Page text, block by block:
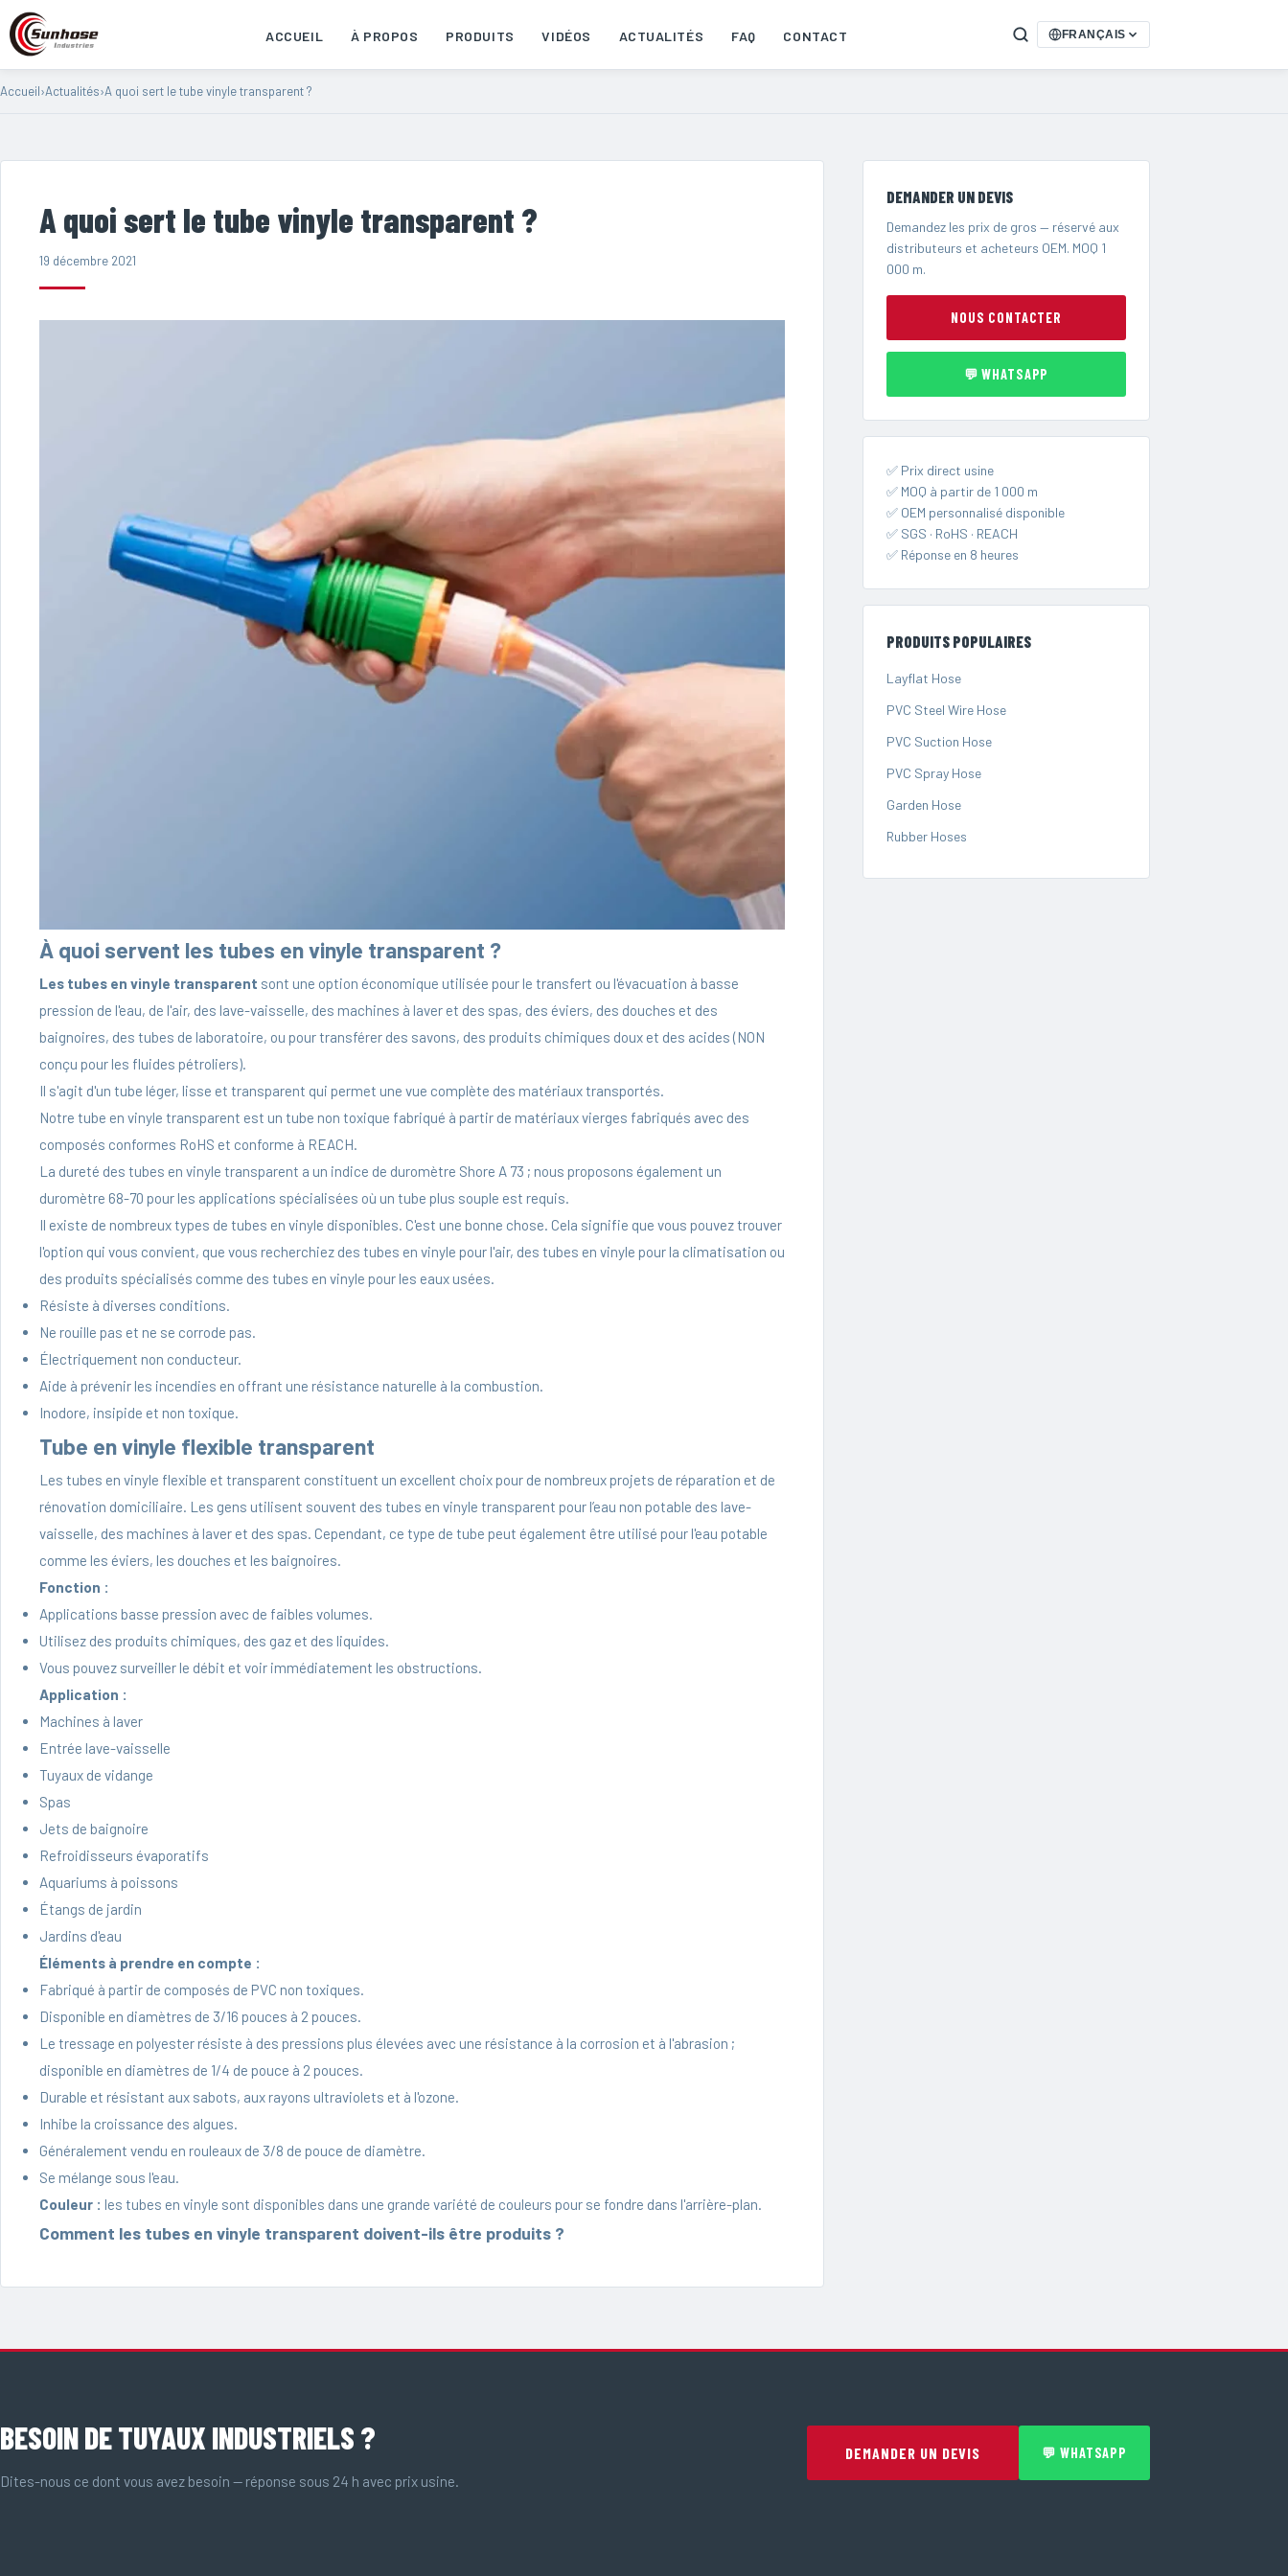
ACCUEIL À PROPOS PRODUITS VIDÉOS ACTUALITÉS FAQ CONTACT FRANÇAIS
Accueil›Actualités›A quoi sert le tube vinyle transparent ?
A quoi sert le tube vinyle transparent ?
19 décembre 2021
À quoi servent les tubes en vinyle transparent ?
Les tubes en vinyle transparent sont une option économique utilisée pour le transfert ou l'évacuation à basse
pression de l'eau, de l'air, des lave-vaisselle, des machines à laver et des spas, des éviers, des douches et des
baignoires, des tubes de laboratoire, ou pour transférer des savons, des produits chimiques doux et des acides (NON
conçu pour les fluides pétroliers).
Il s'agit d'un tube léger, lisse et transparent qui permet une vue complète des matériaux transportés.
Notre tube en vinyle transparent est un tube non toxique fabriqué à partir de matériaux vierges fabriqués avec des
composés conformes RoHS et conforme à REACH.
La dureté des tubes en vinyle transparent a un indice de duromètre Shore A 73 ; nous proposons également un
duromètre 68-70 pour les applications spécialisées où un tube plus souple est requis.
Il existe de nombreux types de tubes en vinyle disponibles. C'est une bonne chose. Cela signifie que vous pouvez trouver
l'option qui vous convient, que vous recherchiez des tubes en vinyle pour l'air, des tubes en vinyle pour la climatisation ou
des produits spécialisés comme des tubes en vinyle pour les eaux usées.
Résiste à diverses conditions.
Ne rouille pas et ne se corrode pas.
Électriquement non conducteur.
Aide à prévenir les incendies en offrant une résistance naturelle à la combustion.
Inodore, insipide et non toxique.
Tube en vinyle flexible transparent
Les tubes en vinyle flexible et transparent constituent un excellent choix pour de nombreux projets de réparation et de
rénovation domiciliaire. Les gens utilisent souvent des tubes en vinyle transparent pour l’eau non potable des lave-
vaisselle, des machines à laver et des spas. Cependant, ce type de tube peut également être utilisé pour l'eau potable
comme les éviers, les douches et les baignoires.
Fonction :
Applications basse pression avec de faibles volumes.
Utilisez des produits chimiques, des gaz et des liquides.
Vous pouvez surveiller le débit et voir immédiatement les obstructions.
Application :
Machines à laver
Entrée lave-vaisselle
Tuyaux de vidange
Spas
Jets de baignoire
Refroidisseurs évaporatifs
Aquariums à poissons
Étangs de jardin
Jardins d'eau
Éléments à prendre en compte :
Fabriqué à partir de composés de PVC non toxiques.
Disponible en diamètres de 3/16 pouces à 2 pouces.
Le tressage en polyester résiste à des pressions plus élevées avec une résistance à la corrosion et à l'abrasion ;
disponible en diamètres de 1/4 de pouce à 2 pouces.
Durable et résistant aux sabots, aux rayons ultraviolets et à l'ozone.
Inhibe la croissance des algues.
Généralement vendu en rouleaux de 3/8 de pouce de diamètre.
Se mélange sous l'eau.
Couleur : les tubes en vinyle sont disponibles dans une grande variété de couleurs pour se fondre dans l'arrière-plan.
Comment les tubes en vinyle transparent doivent-ils être produits ?
DEMANDER UN DEVIS
Demandez les prix de gros — réservé aux
distributeurs et acheteurs OEM. MOQ 1
000 m.
NOUS CONTACTER
💬 WHATSAPP
✅ Prix direct usine
✅ MOQ à partir de 1 000 m
✅ OEM personnalisé disponible
✅ SGS · RoHS · REACH
✅ Réponse en 8 heures
PRODUITS POPULAIRES
Layflat Hose
PVC Steel Wire Hose
PVC Suction Hose
PVC Spray Hose
Garden Hose
Rubber Hoses
BESOIN DE TUYAUX INDUSTRIELS ?
Dites-nous ce dont vous avez besoin — réponse sous 24 h avec prix usine.
DEMANDER UN DEVIS 💬 WHATSAPP